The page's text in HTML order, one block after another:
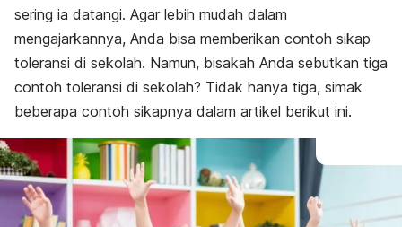
sering ia datangi. Agar lebih mudah dalam
mengajarkannya, Anda bisa memberikan contoh sikap
toleransi di sekolah. Namun, bisakah Anda sebutkan tiga
contoh toleransi di sekolah? Tidak hanya tiga, simak
beberapa contoh sikapnya dalam artikel berikut ini.